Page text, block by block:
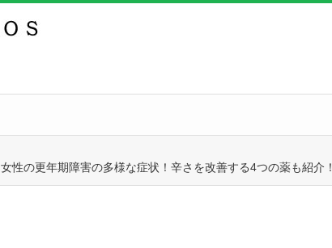
女性の更年期障害の多様な症状！辛さを改善する4つの薬も紹介！